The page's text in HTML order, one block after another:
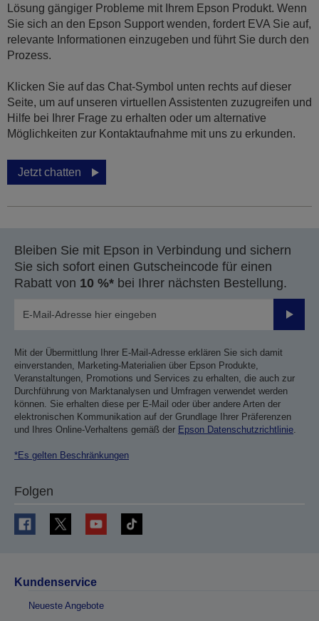
Lösung gängiger Probleme mit Ihrem Epson Produkt. Wenn
Sie sich an den Epson Support wenden, fordert EVA Sie auf,
relevante Informationen einzugeben und führt Sie durch den
Prozess.
Klicken Sie auf das Chat-Symbol unten rechts auf dieser
Seite, um auf unseren virtuellen Assistenten zuzugreifen und
Hilfe bei Ihrer Frage zu erhalten oder um alternative
Möglichkeiten zur Kontaktaufnahme mit uns zu erkunden.
Jetzt chatten
Bleiben Sie mit Epson in Verbindung und sichern
Sie sich sofort einen Gutscheincode für einen
Rabatt von 10 %* bei Ihrer nächsten Bestellung.
Mit der Übermittlung Ihrer E-Mail-Adresse erklären Sie sich damit
einverstanden, Marketing-Materialien über Epson Produkte,
Veranstaltungen, Promotions und Services zu erhalten, die auch zur
Durchführung von Marktanalysen und Umfragen verwendet werden
können. Sie erhalten diese per E-Mail oder über andere Arten der
elektronischen Kommunikation auf der Grundlage Ihrer Präferenzen
und Ihres Online-Verhaltens gemäß der Epson Datenschutzrichtlinie.
*Es gelten Beschränkungen
Folgen
Kundenservice
Neueste Angebote